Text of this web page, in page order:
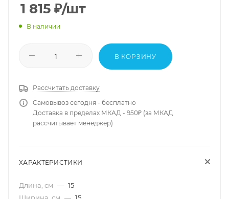
1 815 ₽/шт
В наличии
В КОРЗИНУ
Рассчитать доставку
Самовывоз сегодня - бесплатно
Доставка в пределах МКАД - 950₽ (за МКАД
рассчитывает менеджер)
ХАРАКТЕРИСТИКИ
Длина, см — 15
Ширина, см — 15